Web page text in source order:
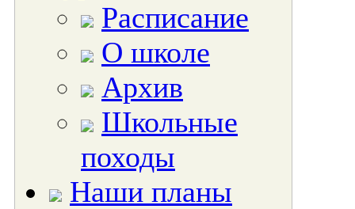
Расписание
О школе
Архив
Школьные
походы
Наши планы